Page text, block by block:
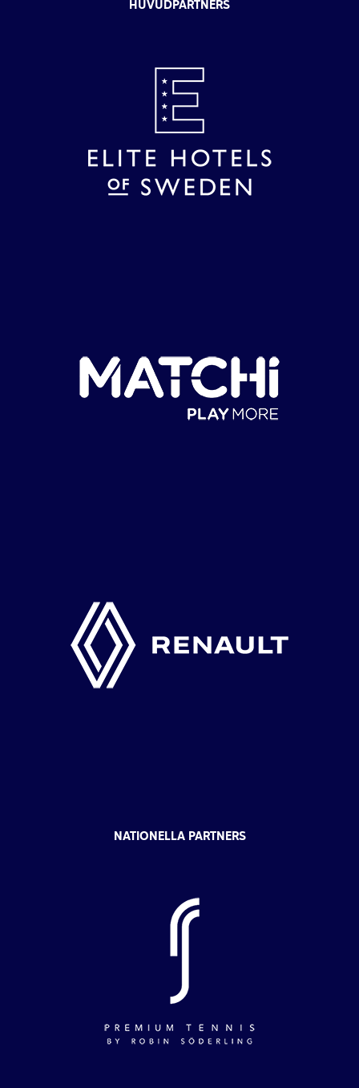
HUVUDPARTNERS
NATIONELLA PARTNERS